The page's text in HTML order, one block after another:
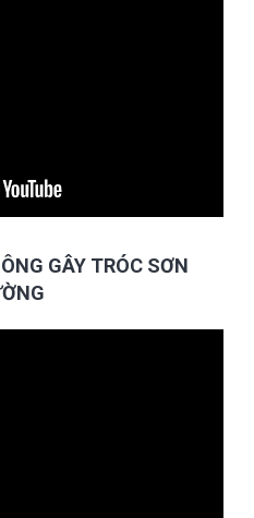
GÂY TRÓC SƠN